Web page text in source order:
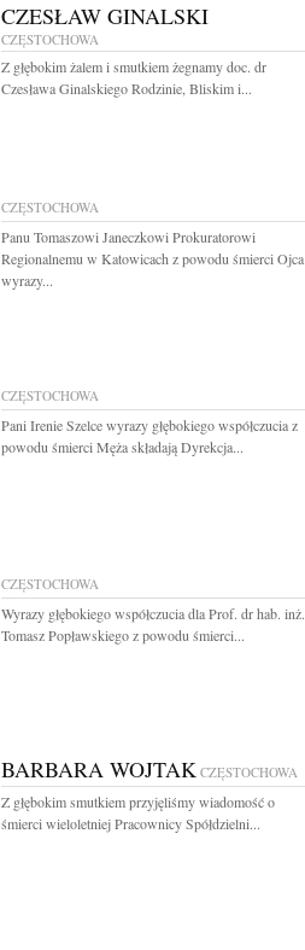
CZESŁAW GINALSKI
CZĘSTOCHOWA
Z głębokim żalem i smutkiem żegnamy doc. dr
Czesława Ginalskiego Rodzinie, Bliskim i...
CZĘSTOCHOWA
Panu Tomaszowi Janeczkowi Prokuratorowi
Regionalnemu w Katowicach z powodu śmierci Ojca
wyrazy...
CZĘSTOCHOWA
Pani Irenie Szelce wyrazy głębokiego współczucia z
powodu śmierci Męża składają Dyrekcja...
CZĘSTOCHOWA
Wyrazy głębokiego współczucia dla Prof. dr hab. inż.
Tomasz Popławskiego z powodu śmierci...
BARBARA WOJTAK CZĘSTOCHOWA
Z głębokim smutkiem przyjęliśmy wiadomość o
śmierci wieloletniej Pracownicy Spółdzielni...